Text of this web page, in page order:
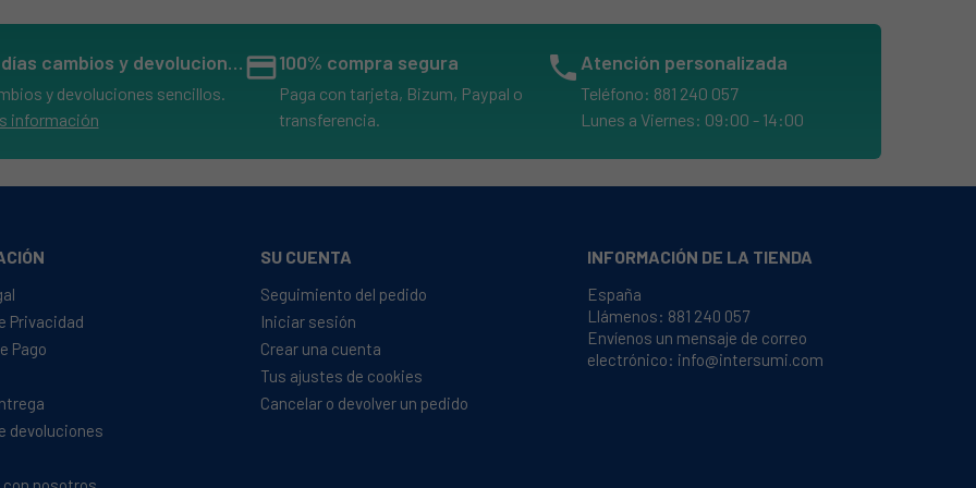
14 días cambios y devoluciones
y devoluciones sencillos.
información
credit_card100% compra segura
Paga con tarjeta, Bizum, Paypal o
transferencia.
phone Atención personalizada
Teléfono: 881 240 057
Lunes a Viernes: 09:00 - 14:00
Privacidad
Pago
devoluciones
SU CUENTA
Seguimiento del pedido
Iniciar sesión
Crear una cuenta
Tus ajustes de cookies
Cancelar o devolver un pedido
INFORMACIÓN DE LA TIENDA
España
Llámenos: 881 240 057
Envíenos un mensaje de correo
electrónico: info@intersumi.com